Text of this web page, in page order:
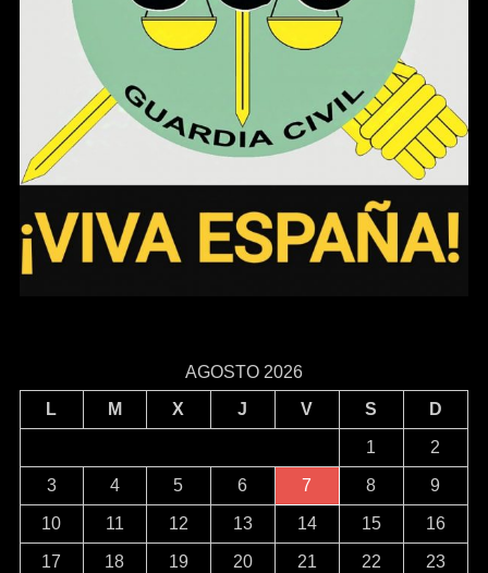
AGOSTO 2026
L
M X J V S D
1 2
3 4 5 6 7 8 9
10 11 12 13 14 15 16
17 18 19 20 21 22 23